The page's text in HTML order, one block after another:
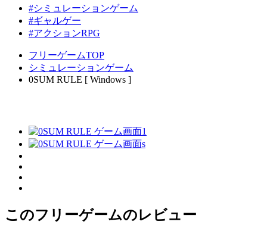
#シミュレーションゲーム
#ギャルゲー
#アクションRPG
フリーゲームTOP
シミュレーションゲーム
0SUM RULE [ Windows ]
このフリーゲームのレビュー